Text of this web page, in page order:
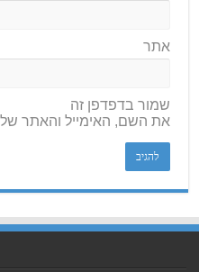
אתר
שמור בדפדפן זה
את השם, האימייל והאתר